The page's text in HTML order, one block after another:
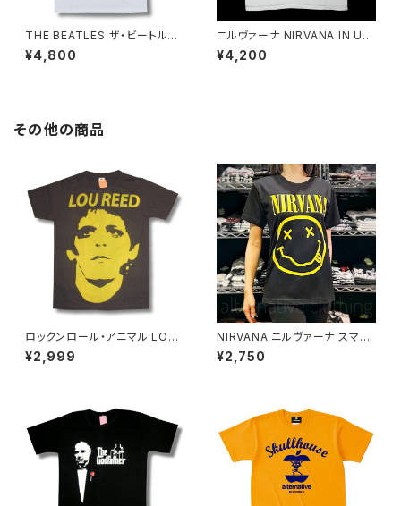
THE BEATLES ザ・ビートルズ
ホワイトアルバム Tシャツ 白 ロ
ックTシャツ バンドTシャツ RO
¥4,800
ニルヴァーナ NIRVANA IN UT
ERO インユーテロ '93 ツアー
復刻 ロックTシャツ Tシャツ バ
¥4,200
その他の商品
ロックンロール・アニマル LOU
REED ライヴ ルー・リード LIVE
Transformer デヴィッド・ボウ
OU-01
¥2,999
NIRVANA ニルヴァーナ スマイ
ル 黒 ブラック ロックＴシャツ バ
ンドＴシャツ brw nirvana-13
¥2,750